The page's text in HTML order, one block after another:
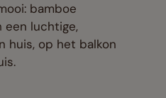
bamboe
een luchtige,
huis, op het balkon